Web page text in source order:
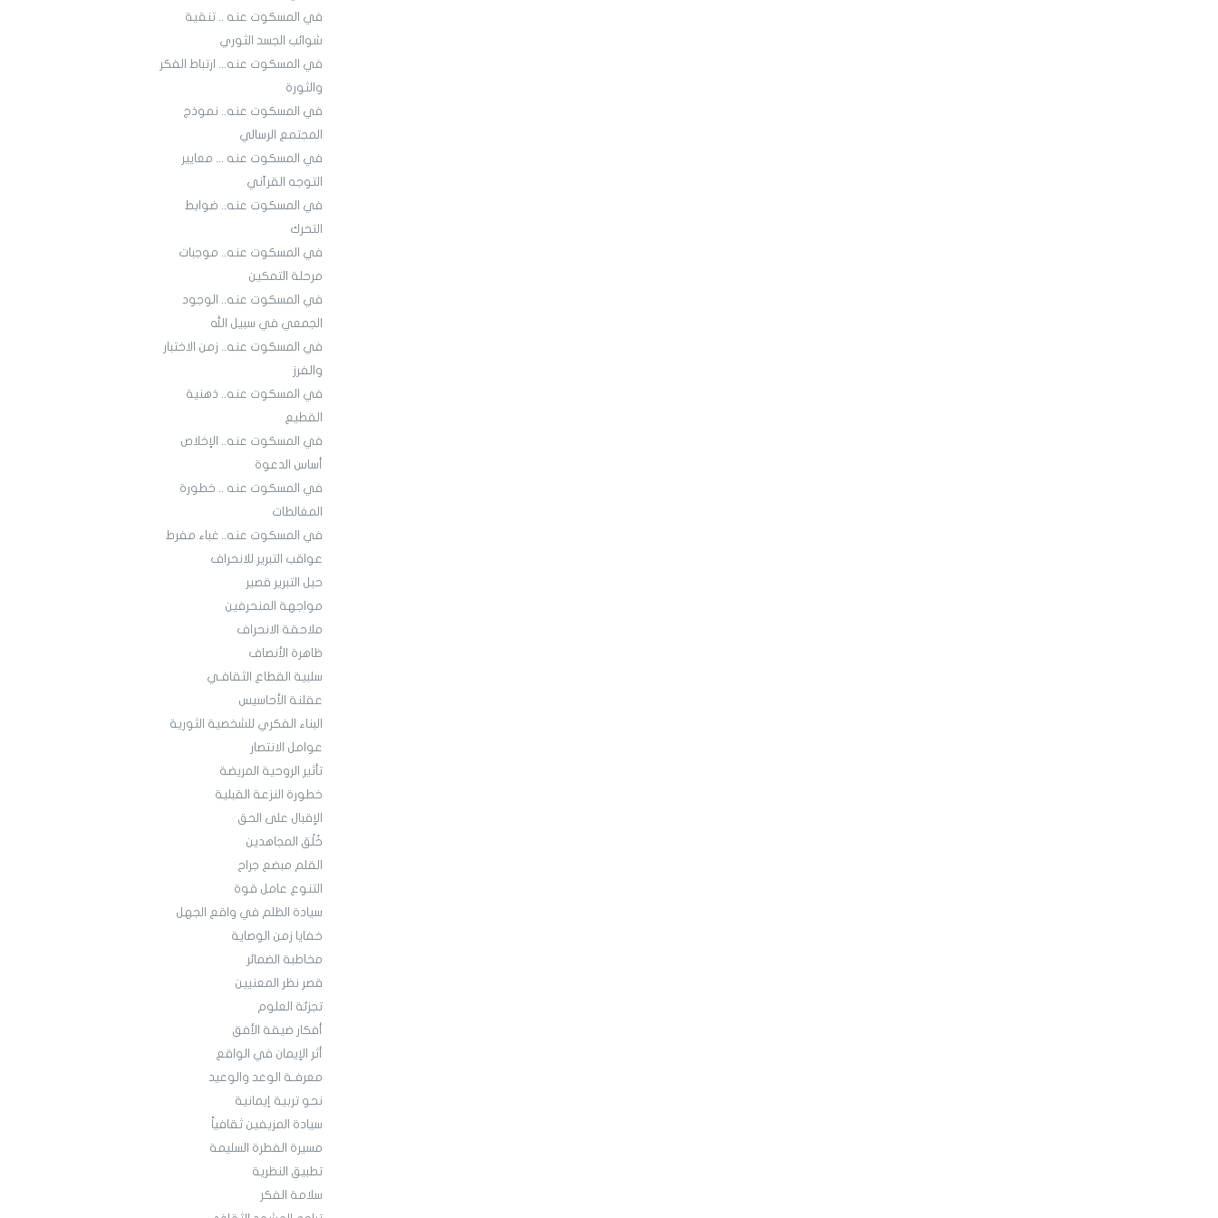
في المسكوت عنه .. تنقية
شوائب الجسد الثوري
في المسكوت عنه... ارتباط الفكر
والثورة
في المسكوت عنه.. نموذج
المجتمع الرسالي
في المسكوت عنه ... معايير
التوجه القرآني
في المسكوت عنه.. ضوابط
التحرك
في المسكوت عنه.. موجبات
مرحلة التمكين
في المسكوت عنه.. الوجود
الجمعي في سبيل الله
في المسكوت عنه.. زمن الاختبار
والفرز
في المسكوت عنه.. ذهنية
القطيع
في المسكوت عنه.. الإخلاص
أساس الدعوة
في المسكوت عنه .. خطورة
المغالطات
في المسكوت عنه.. غباء مفرط
عواقب التبرير للانحراف
حبل التبرير قصير
مواجهة المنحرفين
ملاحقة الانحراف
ظاهرة الأنصاف
سلبية القطاع الثقافـي
عقلنة الأحاسيس
البناء الفكري للشخصية الثورية
عوامل الانتصار
تأثير الروحية المريضة
خطورة النزعة القبلية
الإقبال على الحق
خُلُق المجاهدين
القلم مبضع جراح
التنوع عامل قوة
سيادة الظلم في واقع الجهل
خفايا زمن الوصاية
مخاطبة الضمائر
قصر نظر المعنيين
تجزئة العلوم
أفكار ضيقة الأفق
أثر الإيمان في الواقع
معرفـة الوعد والوعيد
نحو تربية إيمانية
سيادة المزيفين ثقافياً
مسيرة الفطرة السليمة
تطبيق النظرية
سلامة الفكر